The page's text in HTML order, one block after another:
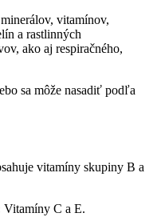
vitamínov,
a rastlinných
ako aj respiračného,
sa môže nasadiť podľa
vitamíny skupiny B a
Vitamíny C a E.